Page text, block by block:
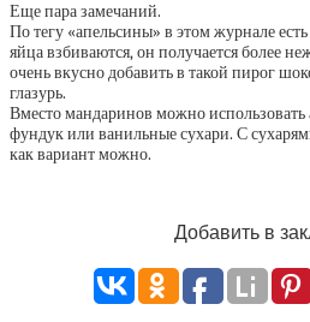
Еще пара замечаний.
По тегу «апельсины» в этом журнале
яйца взбиваются, он получается более
очень вкусно добавить в такой пирог
глазурь.
Вместо мандаринов можно
фундук или ванильные сухари. С
как вариант можно.
Добавить в